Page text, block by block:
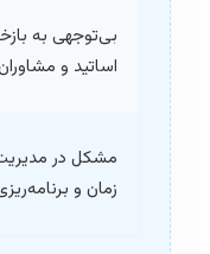
بی‌توجهی به بازخورد
اساتید و مشاوران
مشکل در مدیریت
زمان و برنامه‌ریزی